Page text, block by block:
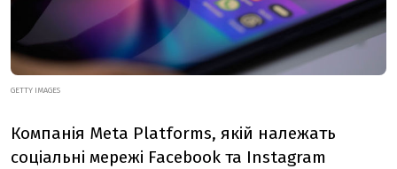
GETTY IMAGES
Компанія Meta Platforms, якій належать
соціальні мережі Facebook та Instagram